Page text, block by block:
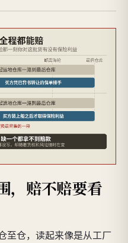
，赔不赔要看
至仓，读起来像是从工厂